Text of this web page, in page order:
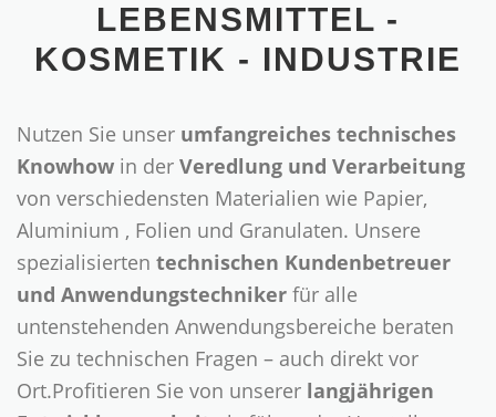
LEBENSMITTEL -
KOSMETIK - INDUSTRIE
Nutzen Sie unser umfangreiches technisches
Knowhow in der Veredlung und Verarbeitung
von verschiedensten Materialien wie Papier,
Aluminium , Folien und Granulaten. Unsere
spezialisierten technischen Kundenbetreuer
und Anwendungstechniker für alle
untenstehenden Anwendungsbereiche beraten
Sie zu technischen Fragen – auch direkt vor
Ort.Profitieren Sie von unserer langjährigen